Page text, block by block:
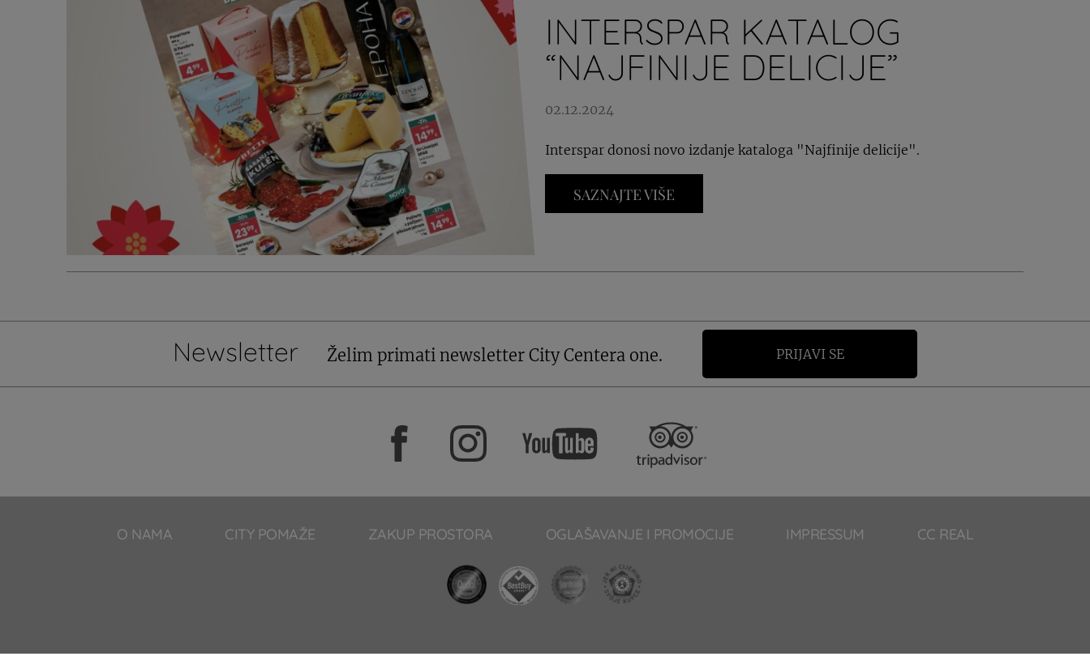
INTERSPAR KATALOG
“NAJFINIJE DELICIJE”
02.12.2024
Interspar donosi novo izdanje kataloga "Najfinije delicije".
SAZNAJTE VIŠE
Newsletter Želim primati newsletter City Centera one. PRIJAVI SE
O NAMA CITY POMAŽE ZAKUP PROSTORA OGLAŠAVANJE I PROMOCIJE IMPRESSUM CC REAL